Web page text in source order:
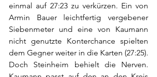
einmal auf 27:23 zu verkürzen. Ein von
Armin Bauer leichtfertig vergebener
Siebenmeter und eine von Kaumann
nicht genutzte Konterchance spielten
dem Gegner weiter in die Karten (27:25).
Doch Steinheim behielt die Nerven.